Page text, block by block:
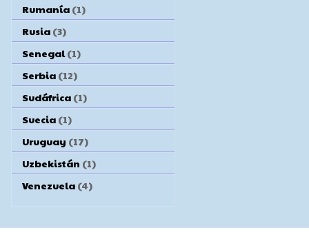
Rumanía (1)
Rusia (3)
Senegal (1)
Serbia (12)
Sudáfrica (1)
Suecia (1)
Uruguay (17)
Uzbekistán (1)
Venezuela (4)